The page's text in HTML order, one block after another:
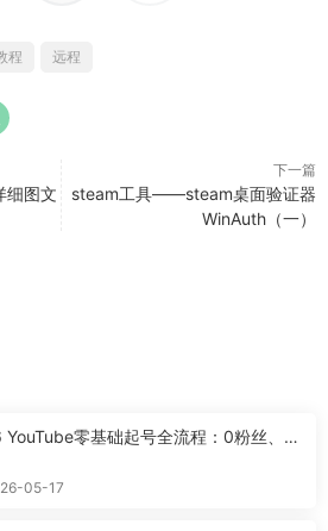
程 远程
细图文
下一篇
steam工具——steam桌面验证器
WinAuth（一）
YouTube零基础起号全流程：0粉丝、0
05-17